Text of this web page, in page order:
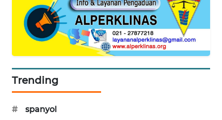
Trending
#
spanyol
SITUNGIR
NEWS
SIBARAGAS